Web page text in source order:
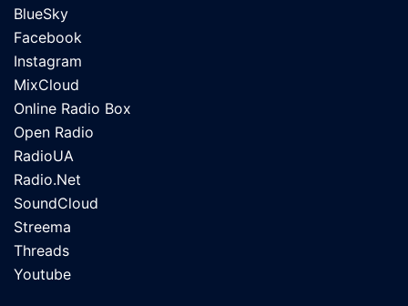
BlueSky
Facebook
Instagram
MixCloud
Online Radio Box
Open Radio
RadioUA
Radio.Net
SoundCloud
Streema
Threads
Youtube